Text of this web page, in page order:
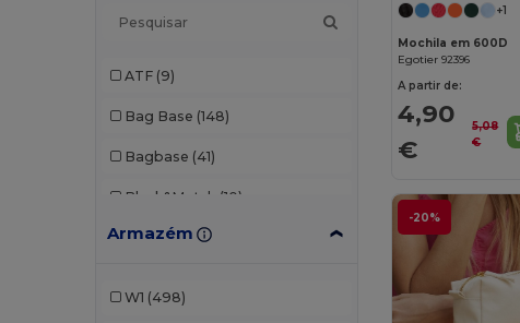
ATF (9)
Bag Base (148)
Bagbase (41)
Black&Match (10)
Branve (7)
Armazém
W1 (498)
+1
Mochila em 600D
Egotier 92396
A partir de:
4,90
€
5,08
€
-20%